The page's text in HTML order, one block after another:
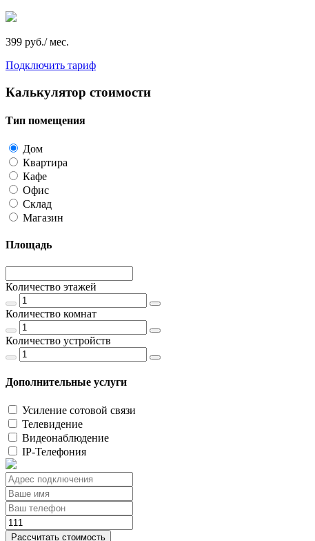
399 руб./ мес.
Подключить тариф
Калькулятор стоимости
Тип помещения
Дом
Квартира
Кафе
Офис
Склад
Магазин
Площадь
Количество этажей
Количество комнат
Количество устройств
Дополнительные услуги
Усиление сотовой связи
Телевидение
Видеонаблюдение
IP-Телефония
Рассчитать стоимость